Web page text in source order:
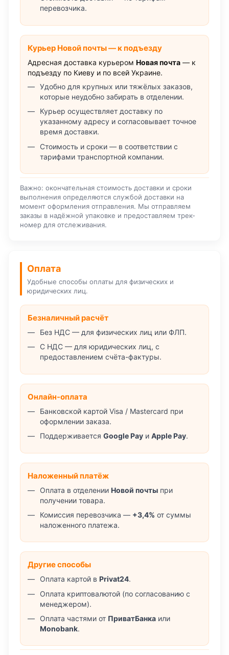
перевозчика.
Курьер Новой почты — к подъезду
Адресная доставка курьером Новая почта — к
подъезду по Киеву и по всей Украине.
Удобно для крупных или тяжёлых заказов,
которые неудобно забирать в отделении.
Курьер осуществляет доставку по
указанному адресу и согласовывает точное
время доставки.
Стоимость и сроки — в соответствии с
тарифами транспортной компании.
Важно: окончательная стоимость доставки и сроки
выполнения определяются службой доставки на
момент оформления отправления. Мы отправляем
заказы в надёжной упаковке и предоставляем трек-
номер для отслеживания.
Оплата
Удобные способы оплаты для физических и
юридических лиц.
Безналичный расчёт
Без НДС — для физических лиц или ФЛП.
С НДС — для юридических лиц, с
предоставлением счёта-фактуры.
Онлайн-оплата
Банковской картой Visa / Mastercard при
оформлении заказа.
Поддерживается Google Pay и Apple Pay.
Наложенный платёж
Оплата в отделении Новой почты при
получении товара.
Комиссия перевозчика — +3,4% от суммы
наложенного платежа.
Другие способы
Оплата картой в Privat24.
Оплата криптовалютой (по согласованию с
менеджером).
Оплата частями от ПриватБанка или
Monobank.